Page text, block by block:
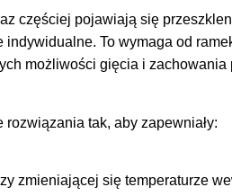
częściej pojawiają się
indywidualne. To wymaga od
możliwości gięcia i zachowania
tak, aby zapewniały:
zmieniającej się temperaturze